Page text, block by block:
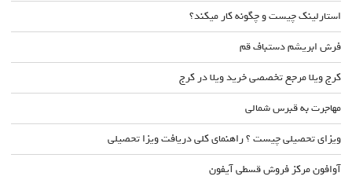
استارلینک چیست و چگونه کار میکند؟
فرش ابریشم دستباف قم
کرج ویلا مرجع تخصصی خرید ویلا در کرج
مهاجرت به قبرس شمالی
ویزای تحصیلی چیست ؟ راهنمای کلی دریافت ویزا تحصیلی
آوافون مرکز فروش قسطی آیفون